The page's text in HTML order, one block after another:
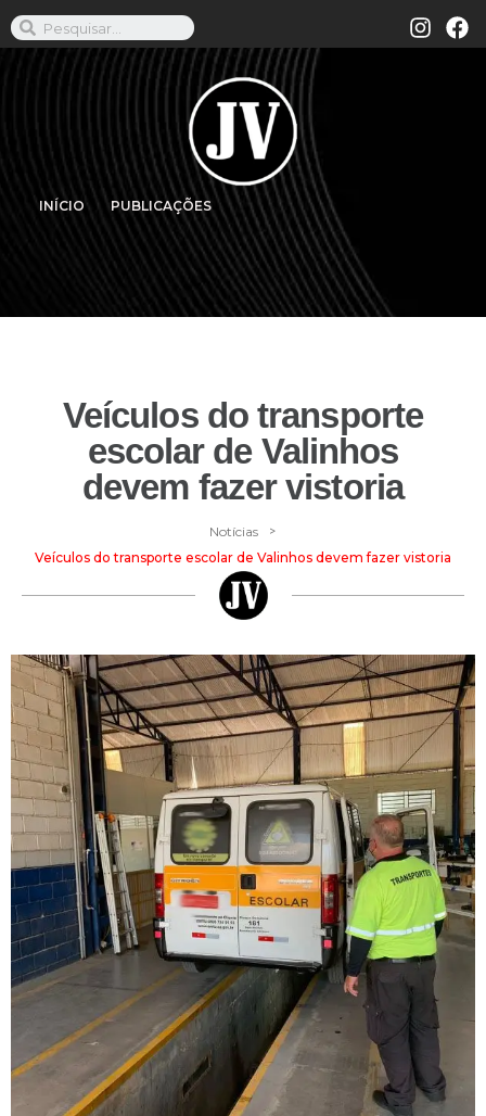
INÍCIO PUBLICAÇÕES
Veículos do transporte
escolar de Valinhos
devem fazer vistoria
Notícias >
Veículos do transporte escolar de Valinhos devem fazer vistoria